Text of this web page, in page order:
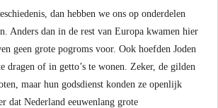
dan hebben we ons op onderdelen
Anders dan in de rest van Europa kwamen hier
geen grote pogroms voor. Ook hoefden Joden
dragen of in getto’s te wonen. Zeker, de gilden
maar hun godsdienst konden ze openlijk
dat Nederland eeuwenlang grote